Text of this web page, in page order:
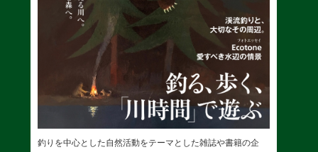
釣りを中心とした自然活動をテーマとした雑誌や書籍の企